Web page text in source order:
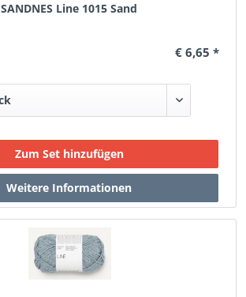
SANDNES Line 1015 Sand
€ 6,65 *